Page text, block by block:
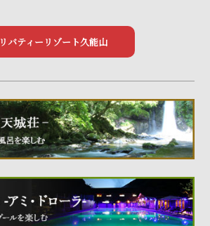
リバティーリゾート久能山